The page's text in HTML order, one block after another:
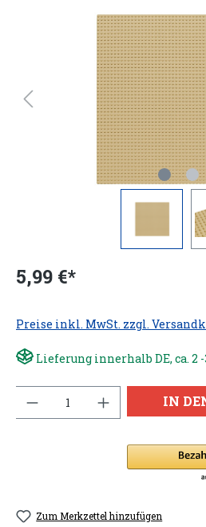
5,99 €*
Preise inkl. MwSt. zzgl.
Lieferung innerhalb DE, ca. 2
IN
Zum Merkzettel hinzufügen